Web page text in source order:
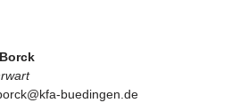
buedingen.de